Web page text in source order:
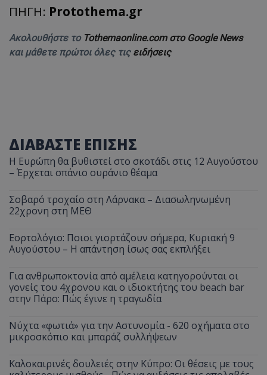
ΠΗΓΗ: Protothema.gr
Ακολουθήστε το Tothemaonline.com στο Google News
και μάθετε πρώτοι όλες τις ειδήσεις
ΔΙΑΒΑΣΤΕ ΕΠΙΣΗΣ
Η Ευρώπη θα βυθιστεί στο σκοτάδι στις 12 Αυγούστου
– Έρχεται σπάνιο ουράνιο θέαμα
Σοβαρό τροχαίο στη Λάρνακα – Διασωληνωμένη
22χρονη στη ΜΕΘ
Εορτολόγιο: Ποιοι γιορτάζουν σήμερα, Κυριακή 9
Αυγούστου – Η απάντηση ίσως σας εκπλήξει
Για ανθρωποκτονία από αμέλεια κατηγορούνται οι
γονείς του 4χρονου και ο ιδιοκτήτης του beach bar
στην Πάρο: Πώς έγινε η τραγωδία
Νύχτα «φωτιά» για την Αστυνομία - 620 οχήματα στο
μικροσκόπιο και μπαράζ συλλήψεων
Καλοκαιρινές δουλειές στην Κύπρο: Οι θέσεις με τους